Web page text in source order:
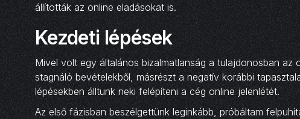
állították az online eladásokat is.
Kezdeti lépések
Mivel volt egy általános bizalmatlanság a tulajdonosban az
stagnáló bevételekből, másrészt a negatív korábbi
lépésekben álltunk neki felépíteni a cég online jelenlétét.
Az első fázisban beszélgettünk leginkább, próbáltam